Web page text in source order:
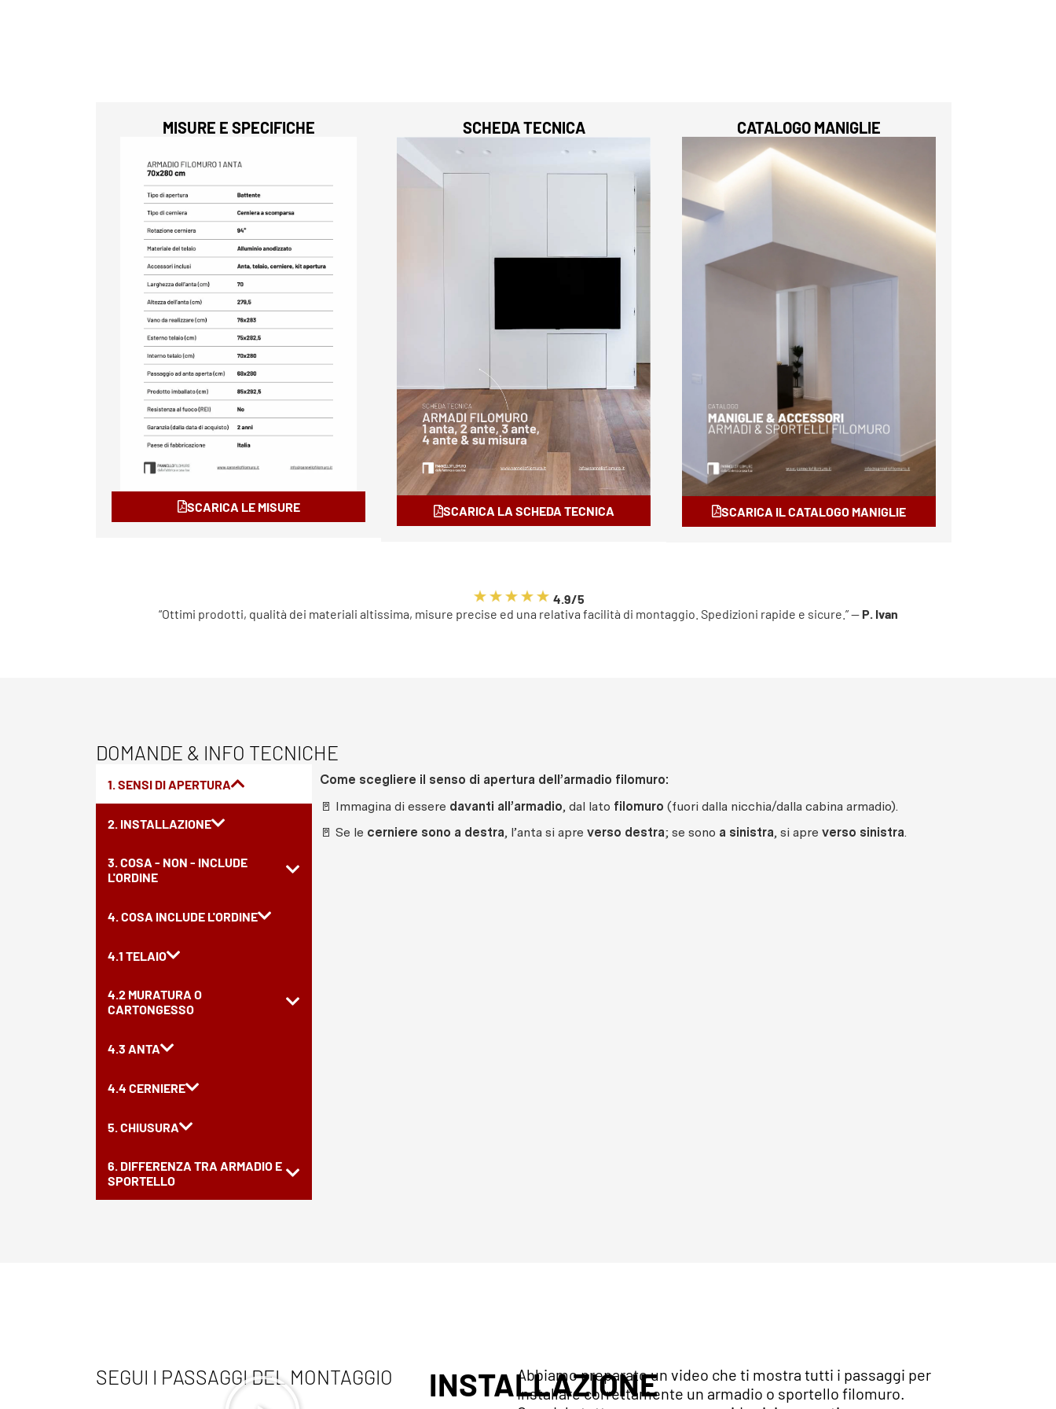
MISURE E SPECIFICHE
SCARICA LE MISURE
SCHEDA TECNICA
SCARICA LA SCHEDA TECNICA
CATALOGO MANIGLIE
SCARICA IL CATALOGO MANIGLIE
4.9/5
“Ottimi prodotti, qualità dei materiali altissima, misure precise ed una relativa facilità di montaggio. Spedizioni rapide e sicure.” — P. Ivan
DOMANDE & INFO TECNICHE
1. SENSI DI APERTURA
2. INSTALLAZIONE
3. COSA - NON - INCLUDE
L'ORDINE
4. COSA INCLUDE L'ORDINE
4.1 TELAIO
4.2 MURATURA O
CARTONGESSO
4.3 ANTA
4.4 CERNIERE
5. CHIUSURA
6. DIFFERENZA TRA ARMADIO E
SPORTELLO
Come scegliere il senso di apertura dell’armadio filomuro:
🚪 Immagina di essere davanti all’armadio, dal lato filomuro (fuori dalla nicchia/dalla cabina armadio).
🚪 Se le cerniere sono a destra, l’anta si apre verso destra; se sono a sinistra, si apre verso sinistra.
SEGUI I PASSAGGI DEL MONTAGGIO INSTALLAZIONE
Abbiamo preparato un video che ti mostra tutti i passaggi per
installare correttamente un armadio o sportello filomuro.